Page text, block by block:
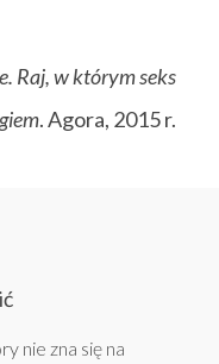
Raj, w którym seks
. Agora, 2015 r.
nie zna się na